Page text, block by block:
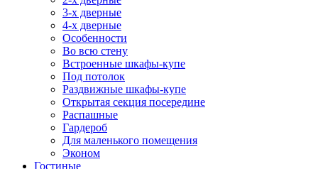
3-х дверные
4-х дверные
Особенности
Во всю стену
Встроенные шкафы-купе
Под потолок
Раздвижные шкафы-купе
Открытая секция посередине
Распашные
Гардероб
Для маленького помещения
Эконом
Гостиные